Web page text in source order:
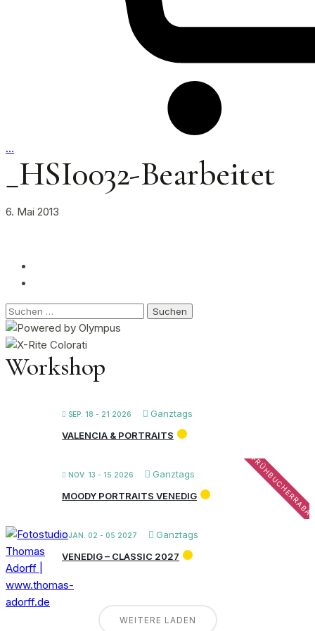
…
_HSI0032-Bearbeitet
6. Mai 2013
Suchen
nach:
Workshop
SEP. 18 - 21 2026
Ganztags
VALENCIA & PORTRAITS
NOV. 13 - 15 2026 Ganztags
MOODY PORTRAITS VENEDIG
JAN. 02 - 05 2027
Ganztags
VENEDIG – CLASSIC 2027
WEITERE LADEN